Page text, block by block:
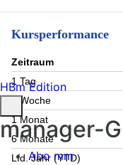
Kursperformance
Zeitraum
1 Tag
1 Woche
1 Monat
6 Monate
Lfd. Jahr (YTD)
HBm Edition
manager-
Abo mm